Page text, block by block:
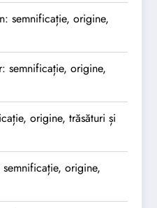
semnificație, origine,
semnificație, origine,
origine, trăsături și
semnificație, origine,